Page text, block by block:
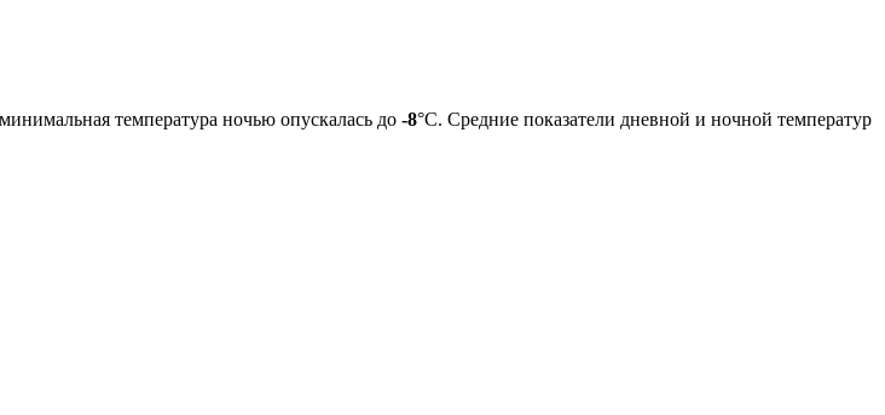
температура ночью опускалась до -8°C. Средние показатели дневной и ночной температур